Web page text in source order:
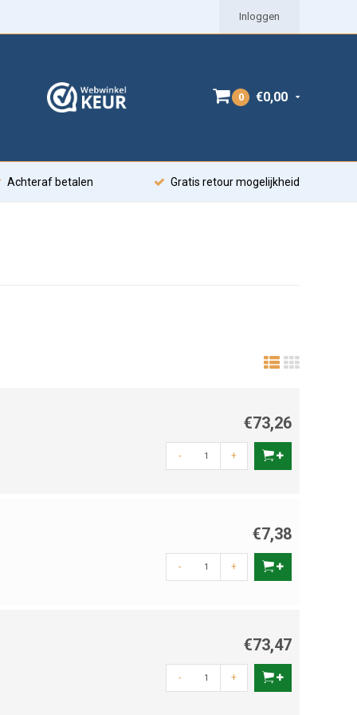
Inloggen
0 €0,00
Achteraf betalen Gratis retour mogelijkheid
€73,26
- +
€7,38
- +
€73,47
- +